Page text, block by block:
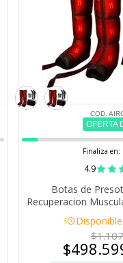
COD.
OFERTA
Finaliza en:
4.9
Botas de
Recuperacion
acuteDisponible